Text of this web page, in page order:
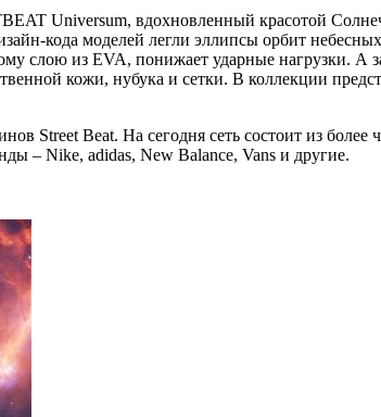
Universum, вдохновленный красотой
кода моделей легли эллипсы орбит
слою из EVA, понижает ударные нагрузки. А
кожи, нубука и сетки. В коллекции
Street Beat. На сегодня сеть состоит из
– Nike, adidas, New Balance, Vans и другие.